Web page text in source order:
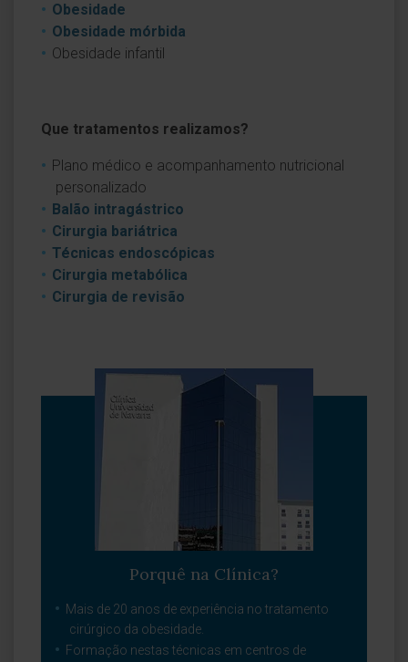
Obesidade
Obesidade mórbida
Obesidade infantil
Que tratamentos realizamos?
Plano médico e acompanhamento nutricional
personalizado
Balão intragástrico
Cirurgia bariátrica
Técnicas endoscópicas
Cirurgia metabólica
Cirurgia de revisão
Porquê na Clínica?
Mais de 20 anos de experiência no tratamento
cirúrgico da obesidade.
Formação nestas técnicas em centros de